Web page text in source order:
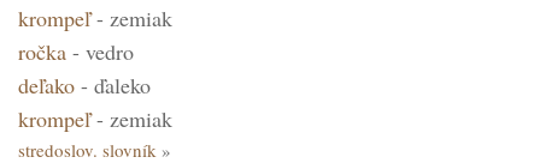
krompeľ- zemiak
ročka - vedro
deľako - ďaleko
krompeľ- zemiak
stredoslov. slovník